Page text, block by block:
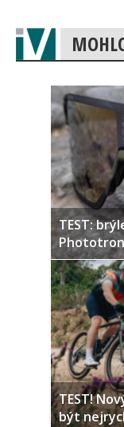
TEST:
TEST!
být